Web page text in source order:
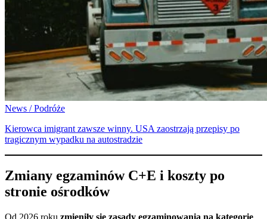
News / Podróże
Kierowca imigrant zawsze winny. USA zaostrzają przepisy po
tragicznym wypadku na autostradzie
Zmiany egzaminów C+E i koszty po
stronie ośrodków
Od 2026 roku zmieniły się zasady egzaminowania na kategorię